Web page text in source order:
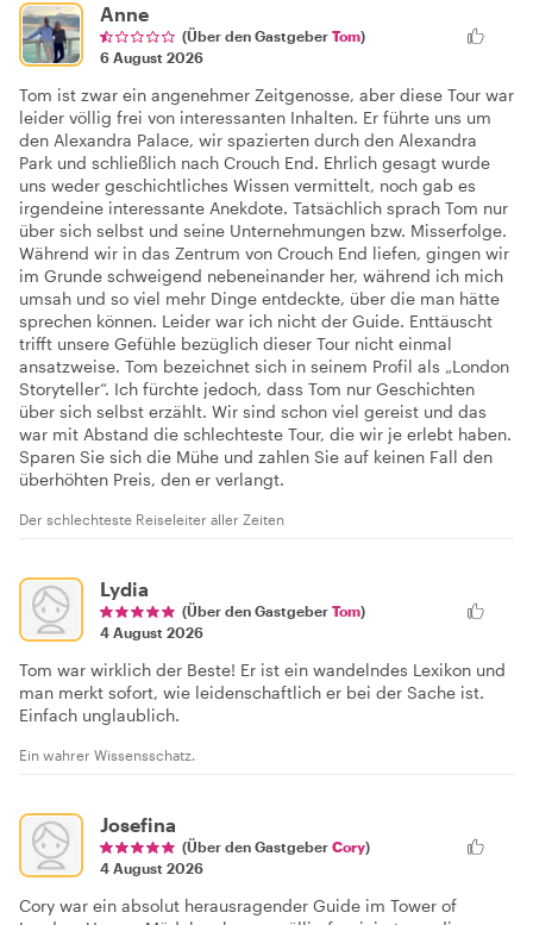
Anne
(Über den Gastgeber Tom)
6 August 2026
Tom ist zwar ein angenehmer Zeitgenosse, aber diese Tour war
leider völlig frei von interessanten Inhalten. Er führte uns um
den Alexandra Palace, wir spazierten durch den Alexandra
Park und schließlich nach Crouch End. Ehrlich gesagt wurde
uns weder geschichtliches Wissen vermittelt, noch gab es
irgendeine interessante Anekdote. Tatsächlich sprach Tom nur
über sich selbst und seine Unternehmungen bzw. Misserfolge.
Während wir in das Zentrum von Crouch End liefen, gingen wir
im Grunde schweigend nebeneinander her, während ich mich
umsah und so viel mehr Dinge entdeckte, über die man hätte
sprechen können. Leider war ich nicht der Guide. Enttäuscht
trifft unsere Gefühle bezüglich dieser Tour nicht einmal
ansatzweise. Tom bezeichnet sich in seinem Profil als „London
Storyteller“. Ich fürchte jedoch, dass Tom nur Geschichten
über sich selbst erzählt. Wir sind schon viel gereist und das
war mit Abstand die schlechteste Tour, die wir je erlebt haben.
Sparen Sie sich die Mühe und zahlen Sie auf keinen Fall den
überhöhten Preis, den er verlangt.
Der schlechteste Reiseleiter aller Zeiten
Lydia
(Über den Gastgeber Tom)
4 August 2026
Tom war wirklich der Beste! Er ist ein wandelndes Lexikon und
man merkt sofort, wie leidenschaftlich er bei der Sache ist.
Einfach unglaublich.
Ein wahrer Wissensschatz.
Josefina
(Über den Gastgeber Cory)
4 August 2026
Cory war ein absolut herausragender Guide im Tower of